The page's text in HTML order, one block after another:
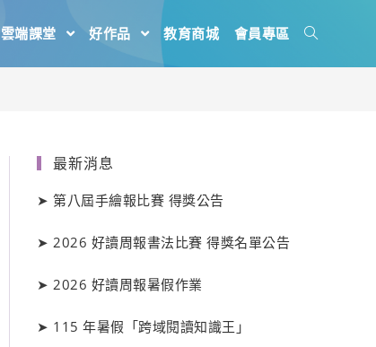
雲端課堂 好作品 教育商城 會員專區
最新消息
➤ 第八屆手繪報比賽 得獎公告
➤ 2026 好讀周報書法比賽 得獎名單公告
➤ 2026 好讀周報暑假作業
➤ 115 年暑假「跨域閱讀知識王」